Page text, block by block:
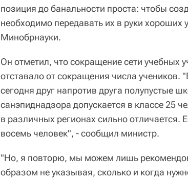
позиция до банальности проста: чтобы
необходимо передавать их в руки хороших
Минобрнауки.
Он отметил, что сокращение сети учебных
отставало от сокращения числа учеников.
сегодня друг напротив друга полупустые
санэпиднадзора допускается в классе 25
в различных регионах сильно отличается.
восемь человек", - сообщил министр.
"Но, я повторю, мы можем лишь
образом не указывая, сколько и когда